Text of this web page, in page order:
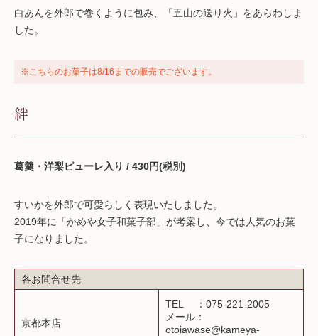
白あんを外郎で巻くように包み、「五山の送り火」をあらわしま
した。
※こちらのお菓子は8/16までの販売でございます。
絆
葛羹・洋梨ピューレ入り / 430円(税別)
すいかを外郎で可愛らしく表現いたしました。
2019年に「かめや女子和菓子部」が考案し、今では人気のお菓
子になりました。
各お問合せ先
京都本店
TEL ：075-221-2005
メール：
otoiawase@kameya-